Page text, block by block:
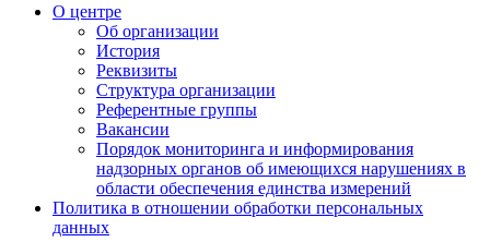
О центре
Об организации
История
Реквизиты
Структура организации
Референтные группы
Вакансии
Порядок мониторинга и информирования
надзорных органов об имеющихся нарушениях в
области обеспечения единства измерений
Политика в отношении обработки персональных
данных